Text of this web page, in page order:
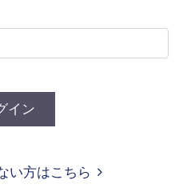
イン
い方はこちら